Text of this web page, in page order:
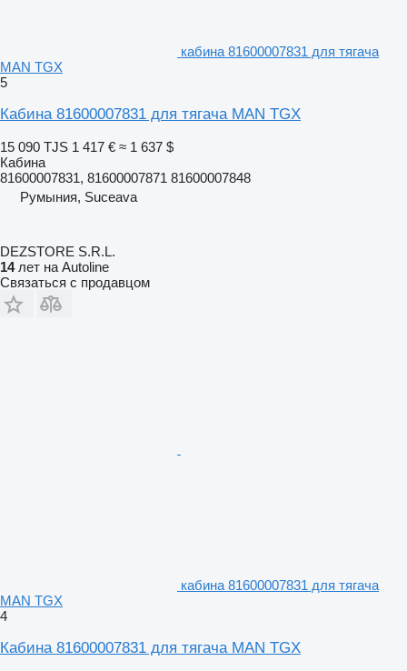
кабина 81600007831 для тягача
MAN TGX
5
Кабина 81600007831 для тягача MAN TGX
15 090 TJS 1 417 € ≈ 1 637 $
Кабина
81600007831, 81600007871 81600007848
Румыния, Suceava
DEZSTORE S.R.L.
14лет на Autoline
Связаться с продавцом
кабина 81600007831 для тягача
MAN TGX
4
Кабина 81600007831 для тягача MAN TGX